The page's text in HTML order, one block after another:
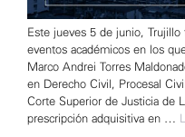
Este jueves 5 de junio,
eventos académicos en los
Marco Andrei Torres
en Derecho Civil, Procesal
Corte Superior de Justicia de
prescripción adquisitiva en …